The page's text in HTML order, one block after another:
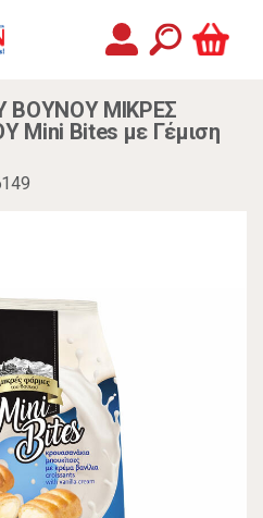
ΒΟΥΝΟΥ ΜΙΚΡΕΣ
Bites με Γέμιση